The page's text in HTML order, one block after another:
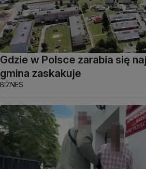
Gdzie w Polsce zarabia się
gmina zaskakuje
BIZNES